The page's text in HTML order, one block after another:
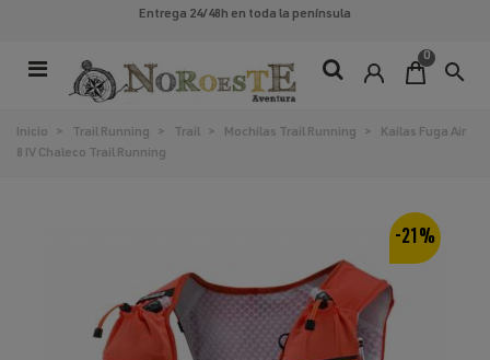
Entrega 24/48h en toda la península
0
search
Inicio > Trail Running > Trail > Mochilas Trail Running >
Kailas Fuga Air
8 IV Chaleco Trail Running
-21%